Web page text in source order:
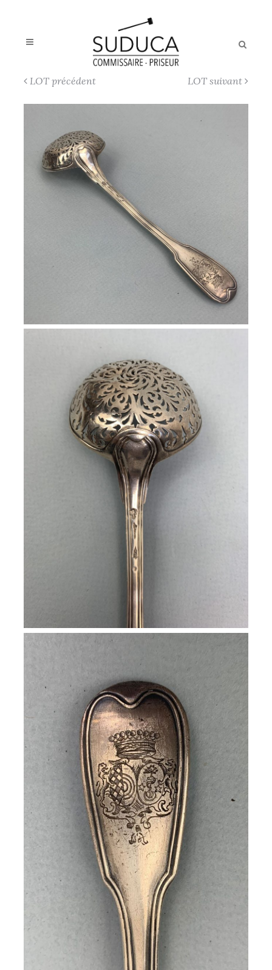
LOT précédent LOT suivant